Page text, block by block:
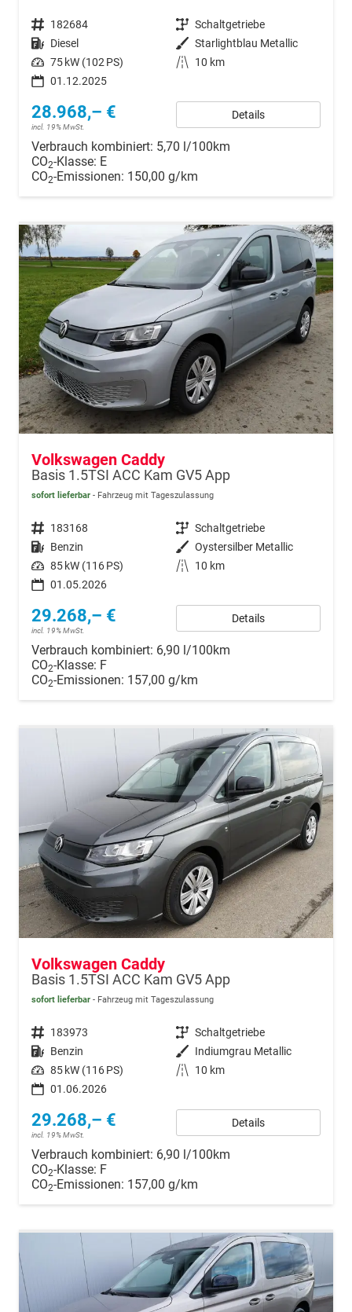
Fahrzeugnr. 182684 Getriebe Schaltgetriebe
Kraftstoff Diesel Außenfarbe Starlightblau Metallic
Leistung 75 kW (102 PS) Kilometerstand
10 km
01.12.2025
28.968,– €
incl. 19% MwSt.
Details
Verbrauch kombiniert: 5,70 l/100km
CO2-Klasse: E
CO2-Emissionen: 150,00 g/km
Volkswagen Caddy
Basis 1.5TSI ACC Kam GV5 App
sofort lieferbar Fahrzeug mit Tageszulassung
Fahrzeugnr. 183168 Getriebe Schaltgetriebe
Kraftstoff Benzin Außenfarbe Oystersilber Metallic
Leistung 85 kW (116 PS) Kilometerstand
10 km
01.05.2026
29.268,– €
incl. 19% MwSt.
Details
Verbrauch kombiniert: 6,90 l/100km
CO2-Klasse: F
CO2-Emissionen: 157,00 g/km
Volkswagen Caddy
Basis 1.5TSI ACC Kam GV5 App
sofort lieferbar Fahrzeug mit Tageszulassung
Fahrzeugnr. 183973 Getriebe Schaltgetriebe
Kraftstoff Benzin Außenfarbe Indiumgrau Metallic
Leistung 85 kW (116 PS) Kilometerstand
10 km
01.06.2026
29.268,– €
incl. 19% MwSt.
Details
Verbrauch kombiniert: 6,90 l/100km
CO2-Klasse: F
CO2-Emissionen: 157,00 g/km